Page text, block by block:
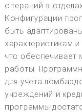
операций в
Конфигурации
быть
характеристикам
что обеспечивает
работы.
для учета
учреждений и
программы